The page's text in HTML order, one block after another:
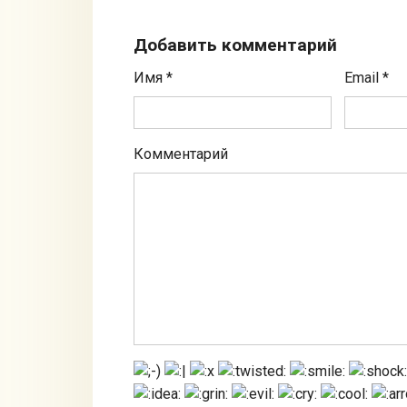
Добавить комментарий
Имя * Email*
Комментарий